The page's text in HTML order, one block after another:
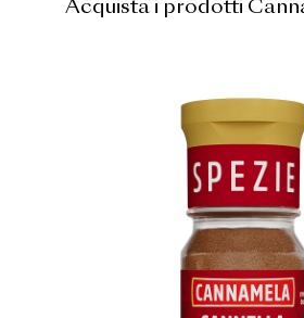
Acquista i prodotti